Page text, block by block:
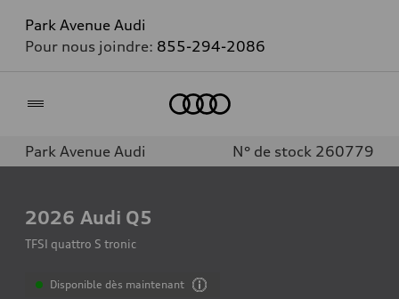
Park Avenue Audi
Pour nous joindre: 855-294-2086
Park Avenue Audi N° de stock 260779
2026 Audi Q5
TFSI quattro S tronic
Disponible dès maintenant